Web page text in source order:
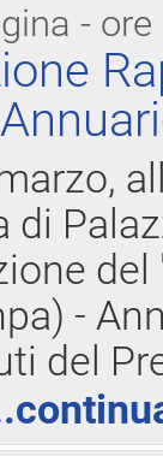
- ore
di
-
del